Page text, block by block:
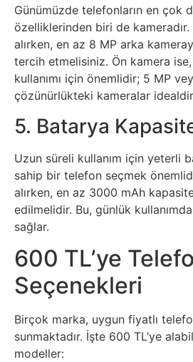
İnternet
İnternetten
Para
Kazanma
Kadın
Kim
Kimdir
Komedi
Kültür
Sanat
Günümüzde telefonların en çok
özelliklerinden biri de
alırken, en az 8 MP arka
tercih etmelisiniz. Ön kamera
kullanımı için önemlidir; 5 MP
çözünürlükteki kameralar
5. Batarya
Uzun süreli kullanım için yeterli
sahip bir telefon seçmek
alırken, en az 3000 mAh
edilmelidir. Bu, günlük kullanımda
sağlar.
600 TL’ye
Seçenekleri
Birçok marka, uygun fiyatlı
sunmaktadır. İşte 600 TL’ye
modeller: